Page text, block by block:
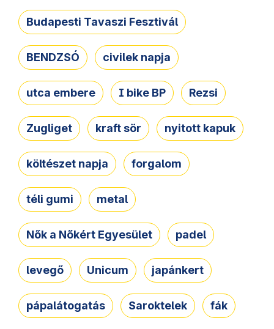
Budapesti Tavaszi Fesztivál
BENDZSÓ civilek napja
utca embere I bike BP Rezsi
Zugliget kraft sör nyitott kapuk
költészet napja forgalom
téli gumi metal
Nők a Nőkért Egyesület padel
levegő Unicum japánkert
pápalátogatás Saroktelek fák